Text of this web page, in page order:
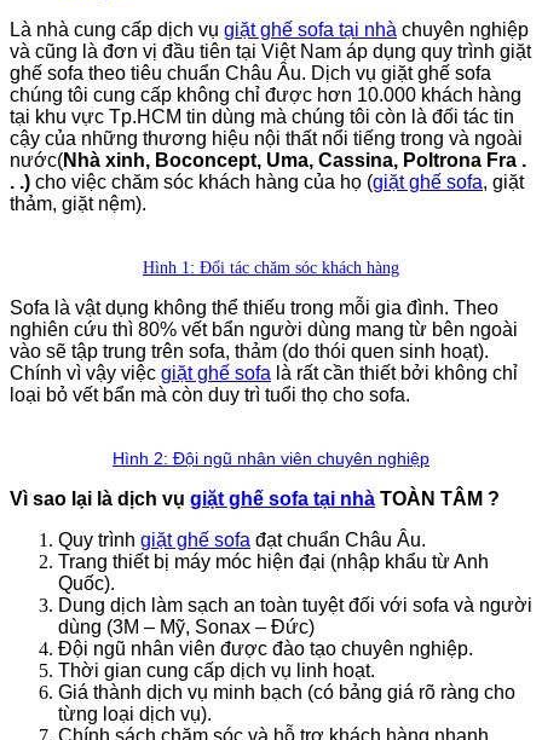
Là nhà cung cấp dịch vụ giặt ghế sofa tại nhà chuyên nghiệp
và cũng là đơn vị đầu tiên tại Việt Nam áp dụng quy trình giặt
ghế sofa theo tiêu chuẩn Châu Âu. Dịch vụ giặt ghế sofa
chúng tôi cung cấp không chỉ được hơn 10.000 khách hàng
tại khu vực Tp.HCM tin dùng mà chúng tôi còn là đối tác tin
cậy của những thương hiệu nội thất nổi tiếng trong và ngoài
nước(Nhà xinh, Boconcept, Uma, Cassina, Poltrona Fra .
. .) cho việc chăm sóc khách hàng của họ (giặt ghế sofa, giặt
thảm, giặt nệm).
Hình 1: Đối tác chăm sóc khách hàng
Sofa là vật dụng không thể thiếu trong mỗi gia đình. Theo
nghiên cứu thì 80% vết bẩn người dùng mang từ bên ngoài
vào sẽ tập trung trên sofa, thảm (do thói quen sinh hoạt).
Chính vì vậy việc giặt ghế sofa là rất cần thiết bởi không chỉ
loại bỏ vết bẩn mà còn duy trì tuổi thọ cho sofa.
Hình 2: Đội ngũ nhân viên chuyên nghiệp
Vì sao lại là dịch vụ giặt ghế sofa tại nhà TOÀN TÂM ?
Quy trình giặt ghế sofa đạt chuẩn Châu Âu.
Trang thiết bị máy móc hiện đại (nhập khẩu từ Anh
Quốc).
Dung dịch làm sạch an toàn tuyệt đối với sofa và người
dùng (3M – Mỹ, Sonax – Đức)
Đội ngũ nhân viên được đào tạo chuyên nghiệp.
Thời gian cung cấp dịch vụ linh hoạt.
Giá thành dịch vụ minh bạch (có bảng giá rõ ràng cho
từng loại dịch vụ).
Chính sách chăm sóc và hỗ trợ khách hàng nhanh